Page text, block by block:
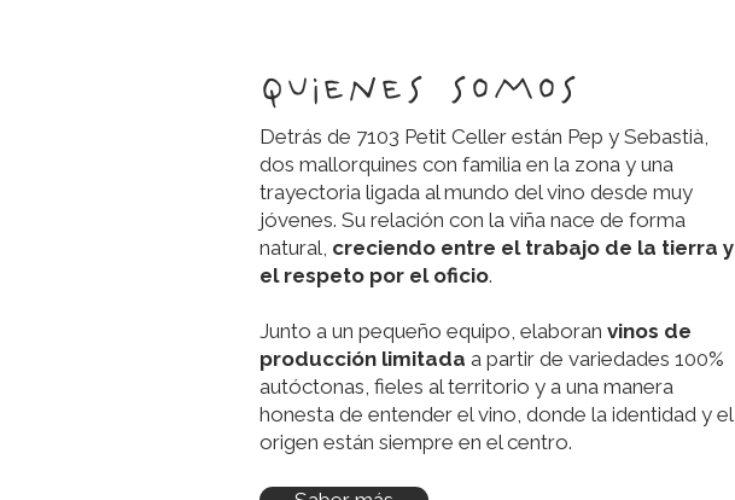
quienes somos
Detrás de 7103 Petit Celler están Pep y Sebastià,
dos mallorquines con familia en la zona y una
trayectoria ligada al mundo del vino desde muy
jóvenes. Su relación con la viña nace de forma
natural, creciendo entre el trabajo de la tierra y
el respeto por el oficio.
Junto a un pequeño equipo, elaboran vinos de
producción limitada a partir de variedades 100%
autóctonas, fieles al territorio y a una manera
honesta de entender el vino, donde la identidad y el
origen están siempre en el centro.